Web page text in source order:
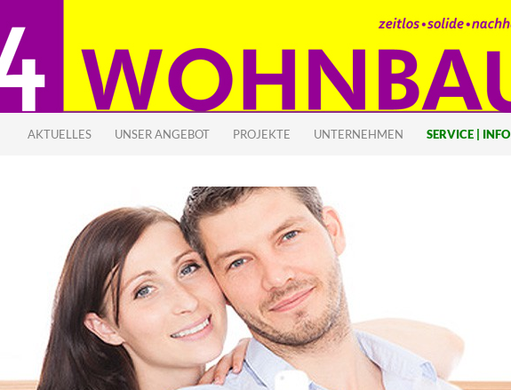
AKTUELLES
UNSER ANGEBOT PROJEKTE UNTERNEHMEN SERVICE | INFO